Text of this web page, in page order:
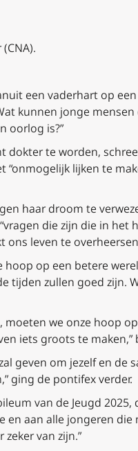
een vaderhart op
kunnen jonge
oorlog is?”
dokter te worden,
“onmogelijk lijken te
haar droom te
die zijn die in
ons leven te
hoop op een betere
tijden zullen goed zijn.
moeten we onze hoop
iets groots te
geven om jezelf en
ging de pontifex verder.
van de Jeugd
aan alle jongeren die
zeker van zijn.”